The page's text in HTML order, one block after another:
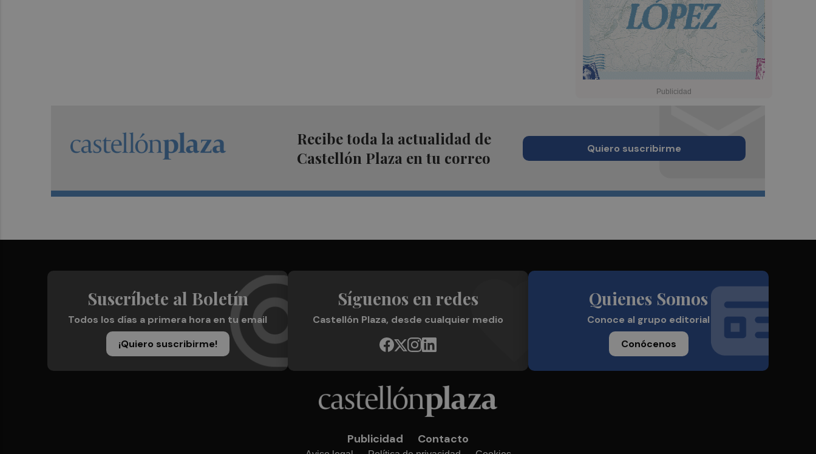
Recibe toda la actualidad de
Castellón Plaza en tu correo
Quiero suscribirme
Suscríbete al Boletín
Todos los días a primera hora en tu email
¡Quiero suscribirme!
Síguenos en redes
Castellón Plaza, desde cualquier medio
Quienes Somos
Conoce al grupo editorial
Conócenos
Publicidad Contacto